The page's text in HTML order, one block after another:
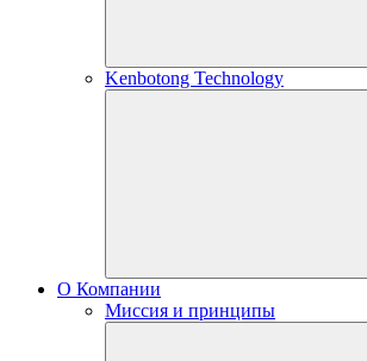
Kenbotong Technology
О Компании
Миссия и принципы